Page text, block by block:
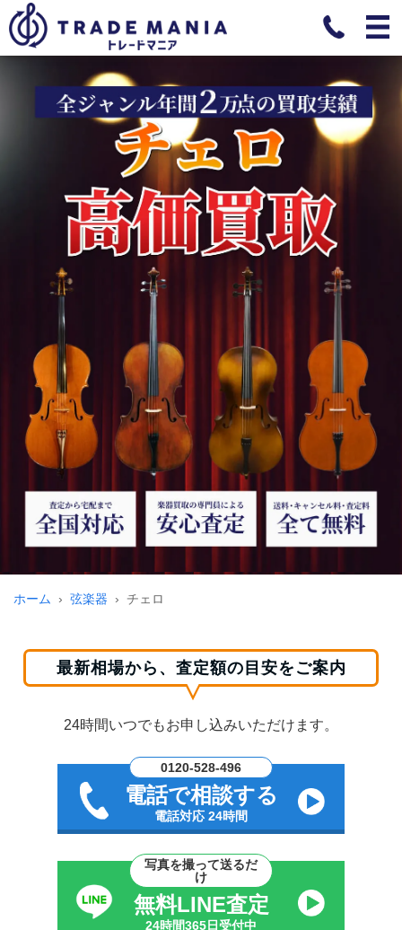
ホーム 弦楽器 チェロ
最新相場から、査定額の目安をご案内
24時間いつでもお申し込みいただけます。
0120-528-496
電話で相談する
電話対応 24時間
写真を撮って送るだ
け
無料LINE査定
24時間365日受付中